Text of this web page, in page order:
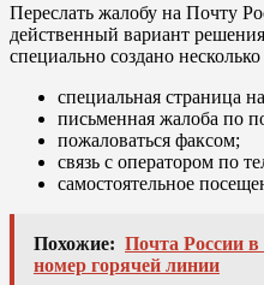
Переслать жалобу на Почту
действенный вариант
специально создано
специальная страница
письменная жалоба по
пожаловаться факсом;
связь с оператором по
самостоятельное
Похожие: Почта России
номер горячей линии